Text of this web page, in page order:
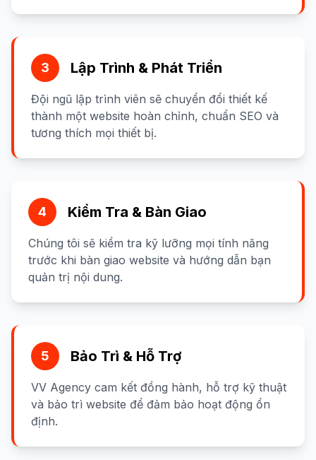
3 Lập Trình & Phát Triển
Đội ngũ lập trình viên sẽ chuyển đổi thiết kế
thành một website hoàn chỉnh, chuẩn SEO và
tương thích mọi thiết bị.
4 Kiểm Tra & Bàn Giao
Chúng tôi sẽ kiểm tra kỹ lưỡng mọi tính năng
trước khi bàn giao website và hướng dẫn bạn
quản trị nội dung.
5 Bảo Trì & Hỗ Trợ
VV Agency cam kết đồng hành, hỗ trợ kỹ thuật
và bảo trì website để đảm bảo hoạt động ổn
định.